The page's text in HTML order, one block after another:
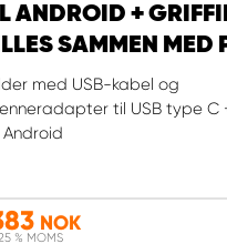
ANDROID +
SAMMEN MED
med USB-kabel og
til USB type C
NOK
% MOMS